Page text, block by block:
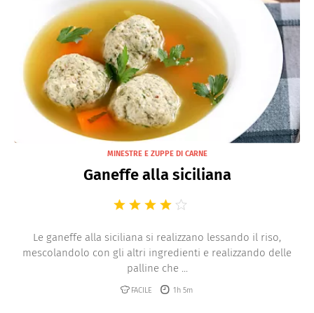
Minestre e Zuppe di pesce
Vellutate
Minestre e Zuppe di cereali
MINESTRE E ZUPPE DI CARNE
Ganeffe alla siciliana
Le ganeffe alla siciliana si realizzano lessando il riso,
mescolandolo con gli altri ingredienti e realizzando delle
palline che ...
FACILE 1h 5m